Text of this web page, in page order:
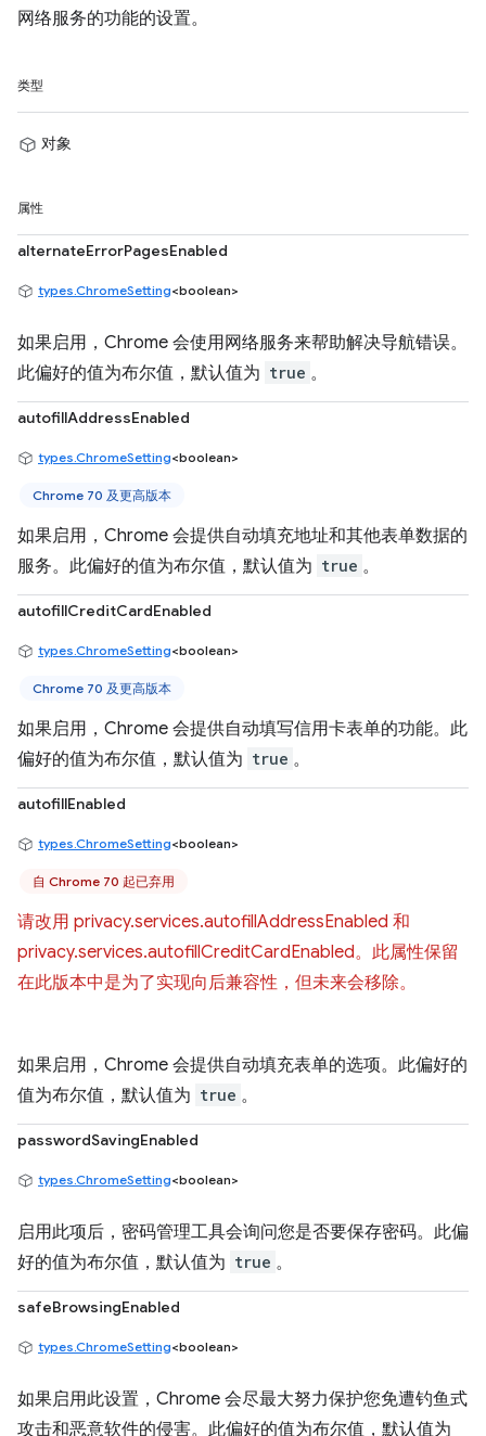
网络服务的功能的设置。
类型
对象
属性
alternateErrorPagesEnabled
types.ChromeSetting<boolean>
如果启用，Chrome 会使用网络服务来帮助解决导航错误。
此偏好的值为布尔值，默认值为 true 。
autofillAddressEnabled
types.ChromeSetting<boolean>
Chrome 70 及更高版本
如果启用，Chrome 会提供自动填充地址和其他表单数据的
服务。此偏好的值为布尔值，默认值为 true 。
autofillCreditCardEnabled
types.ChromeSetting<boolean>
Chrome 70 及更高版本
如果启用，Chrome 会提供自动填写信用卡表单的功能。此
偏好的值为布尔值，默认值为 true 。
autofillEnabled
types.ChromeSetting<boolean>
自 Chrome 70 起已弃用
请改用 privacy.services.autofillAddressEnabled 和
privacy.services.autofillCreditCardEnabled。此属性保留
在此版本中是为了实现向后兼容性，但未来会移除。
如果启用，Chrome 会提供自动填充表单的选项。此偏好的
值为布尔值，默认值为 true 。
passwordSavingEnabled
types.ChromeSetting<boolean>
启用此项后，密码管理工具会询问您是否要保存密码。此偏
好的值为布尔值，默认值为 true 。
safeBrowsingEnabled
types.ChromeSetting<boolean>
如果启用此设置，Chrome 会尽最大努力保护您免遭钓鱼式
攻击和恶意软件的侵害。此偏好的值为布尔值，默认值为